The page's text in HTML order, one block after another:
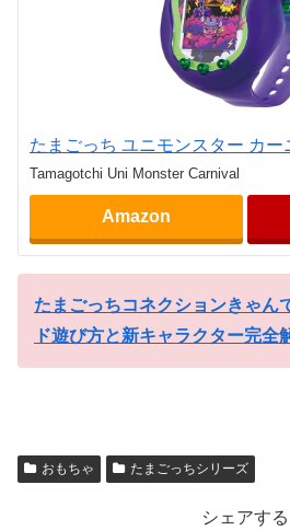
たまごっち ユニモンスター カー
Tamagotchi Uni Monster Carnival
Amazon
たまごっちコネクションきゃん
ド遊び方と新キャラクター完全
おもちゃ たまごっちシリーズ
シェアする